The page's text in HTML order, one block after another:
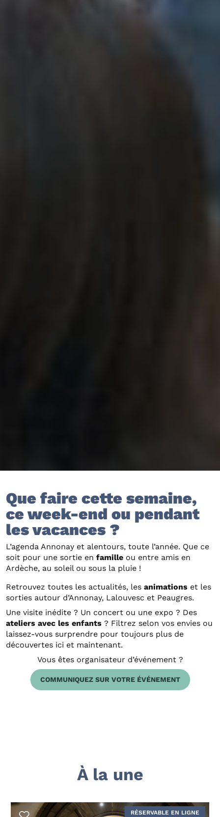
Que faire cette semaine,
ce week-end ou pendant
les vacances ?
L’agenda Annonay et alentours, toute l’année. Que ce
soit pour une sortie en famille ou entre amis en
Ardèche, au soleil ou sous la pluie !
Retrouvez toutes les actualités, les animations et les
sorties autour d’Annonay, Lalouvesc et Peaugres.
Une visite inédite ? Un concert ou une expo ? Des
ateliers avec les enfants ? Filtrez selon vos envies ou
laissez-vous surprendre pour toujours plus de
découvertes ici et maintenant.
Vous êtes organisateur d’événement ?
COMMUNIQUEZ SUR VOTRE ÉVÉNEMENT
À la une
RÉSERVABLE EN LIGNE